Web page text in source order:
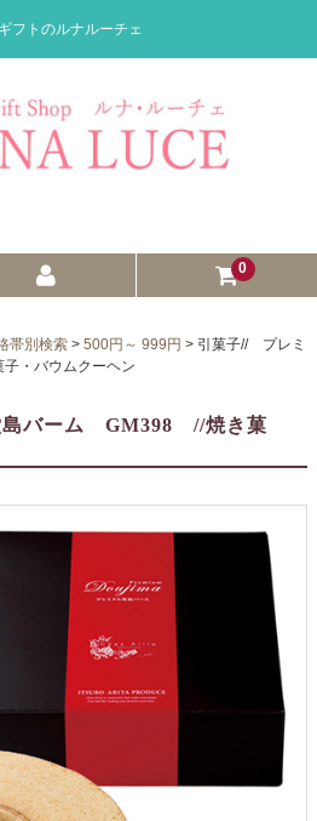
ギフトのルナルーチェ
0
帯別検索 > 500円～ 999円 > 引菓子// プレミ
・バウムクーヘン
バーム GM398 //焼き菓